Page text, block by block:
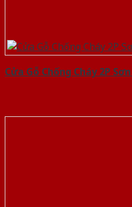
Cửa Gỗ Chống Cháy 2P